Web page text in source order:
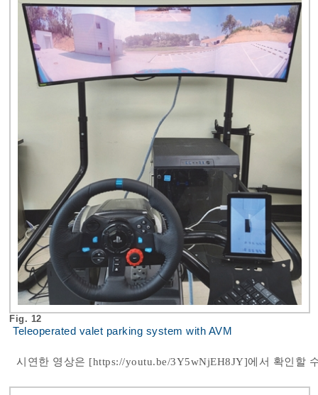
Fig. 12
Teleoperated valet parking system with AVM
시연한 영상은 [https://youtu.be/3Y5wNjEH8JY]에서 확인할